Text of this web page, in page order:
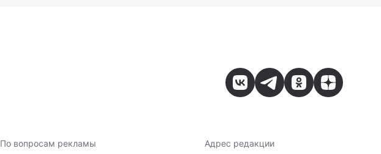
По вопросам рекламы Адрес редакции